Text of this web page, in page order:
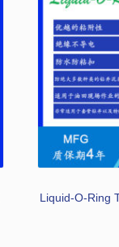
Liquid-O-Ring